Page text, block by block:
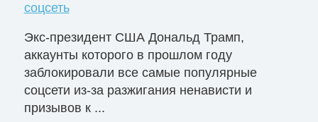
соцсеть
Экс-президент США Дональд Трамп,
аккаунты которого в прошлом году
заблокировали все самые популярные
соцсети из-за разжигания ненависти и
призывов к ...